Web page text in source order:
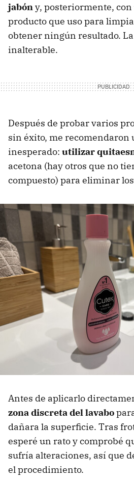
jabóny, posteriormente,
producto que uso para
obtener ningún resultado.
inalterable.
Después de probar varios
sin éxito, me recomendaron
inesperado: utilizar
acetona (hay otros que no
compuesto) para eliminar
Antes de aplicarlo
zona discreta del lavabo
dañara la superficie. Tras
esperé un rato y comprobé
sufría alteraciones, así que
el procedimiento.